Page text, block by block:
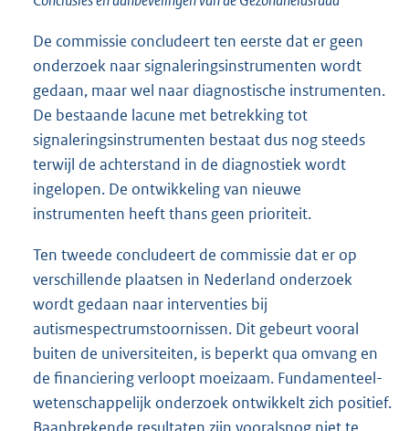
De commissie concludeert ten eerste dat er geen
onderzoek naar signaleringsinstrumenten wordt
gedaan, maar wel naar diagnostische instrumenten.
De bestaande lacune met betrekking tot
signaleringsinstrumenten bestaat dus nog steeds
terwijl de achterstand in de diagnostiek wordt
ingelopen. De ontwikkeling van nieuwe
instrumenten heeft thans geen prioriteit.
Ten tweede concludeert de commissie dat er op
verschillende plaatsen in Nederland onderzoek
wordt gedaan naar interventies bij
autismespectrumstoornissen. Dit gebeurt vooral
buiten de universiteiten, is beperkt qua omvang en
de financiering verloopt moeizaam. Fundamenteel-
wetenschappelijk onderzoek ontwikkelt zich positief.